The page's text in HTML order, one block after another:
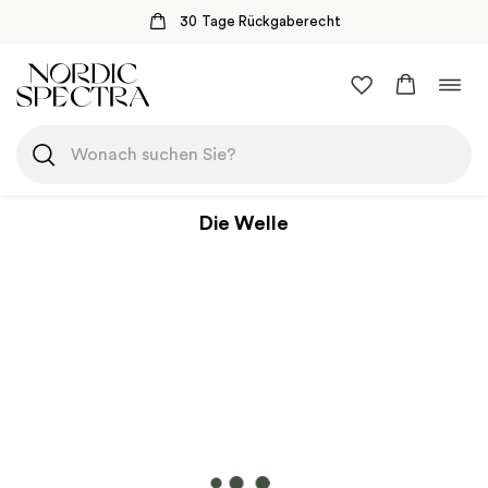
30 Tage Rückgaberecht
Inhalt
springen
Die Welle